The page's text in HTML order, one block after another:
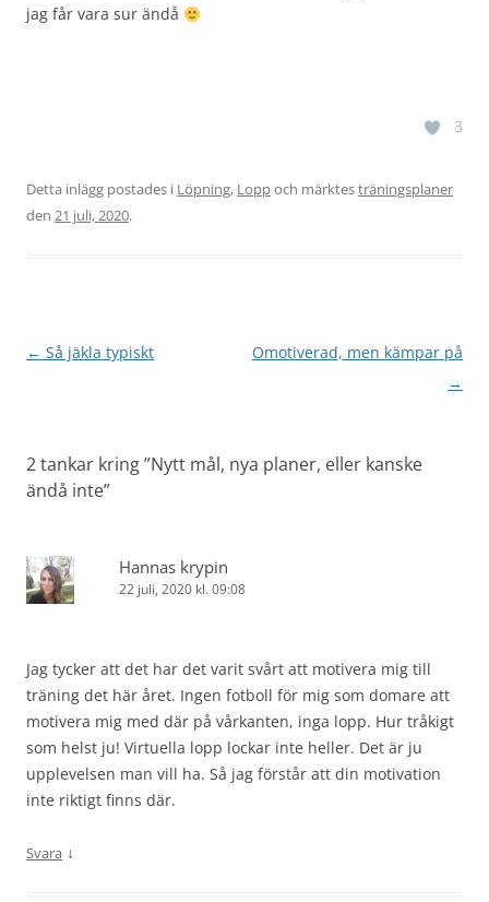
jag får vara sur ändå
3
Detta inlägg postades i Löpning, Loppoch märktesträningsplaner
den 21 juli, 2020.
Inläggsnavigering
← Så jäkla typiskt
Omotiverad, men kämpar på
→
2 tankar kring ”Nytt mål, nya planer, eller kanske
ändå inte”
Hannas krypin
22 juli, 2020 kl. 09:08
Jag tycker att det har det varit svårt att motivera mig till
träning det här året. Ingen fotboll för mig som domare att
motivera mig med där på vårkanten, inga lopp. Hur tråkigt
som helst ju! Virtuella lopp lockar inte heller. Det är ju
upplevelsen man vill ha. Så jag förstår att din motivation
inte riktigt finns där.
Svara ↓